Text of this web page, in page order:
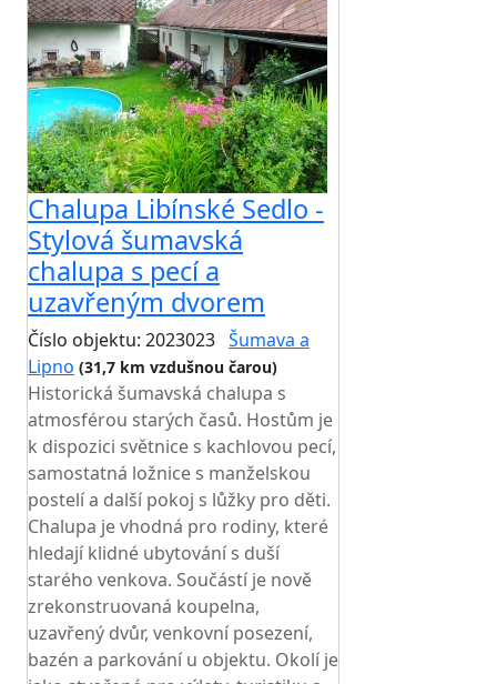
Chalupa Libínské Sedlo -
Stylová šumavská
chalupa s pecí a
uzavřeným dvorem
Číslo objektu: 2023023 Šumava a
Lipno (31,7 km vzdušnou čarou)
Historická šumavská chalupa s
atmosférou starých časů. Hostům je
k dispozici světnice s kachlovou pecí,
samostatná ložnice s manželskou
postelí a další pokoj s lůžky pro děti.
Chalupa je vhodná pro rodiny, které
hledají klidné ubytování s duší
starého venkova. Součástí je nově
zrekonstruovaná koupelna,
uzavřený dvůr, venkovní posezení,
bazén a parkování u objektu. Okolí je